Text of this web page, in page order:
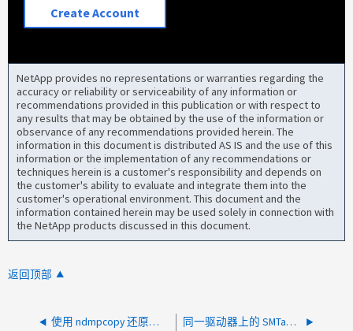
Create Account
NetApp provides no representations or warranties regarding the
accuracy or reliability or serviceability of any information or
recommendations provided in this publication or with respect to
any results that may be obtained by the use of the information or
observance of any recommendations provided herein. The
information in this document is distributed AS IS and the use of this
information or the implementation of any recommendations or
techniques herein is a customer's responsibility and depends on
the customer's ability to evaluate and integrate them into the
customer's operational environment. This document and the
information contained herein may be used solely in connection with
the NetApp products discussed in this document.
返回顶部
使用 ndmpcopy 还原失败，出现错误 - 由于中止，对符号表的写入被中断 同一驱动器上的 SMTape 备份作业失败"错误描述：在磁带层中止"